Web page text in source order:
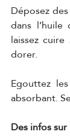
Déposez
dans
laissez
dorer.
Egouttez
absorbant.
Des infos